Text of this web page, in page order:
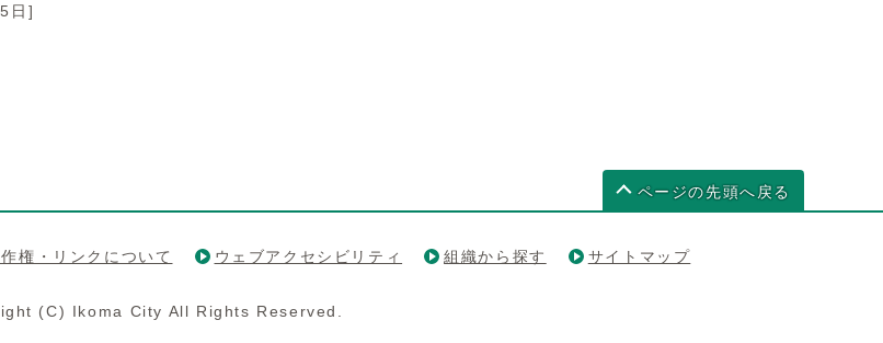
日]
ページの先頭へ戻る
権・リンクについて ウェブアクセシビリティ 組織から探す サイトマップ
(C) Ikoma City All Rights Reserved.